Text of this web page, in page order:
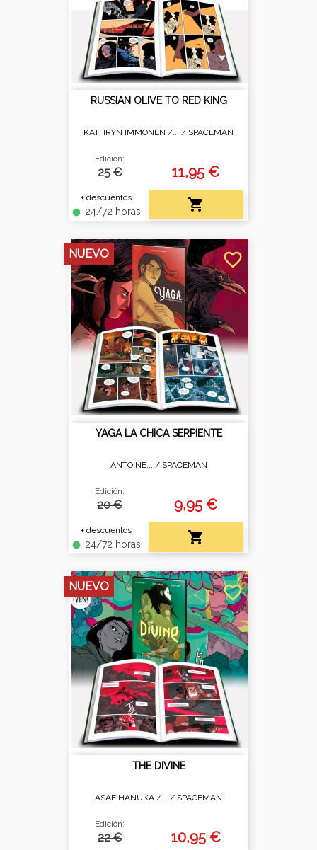
RUSSIAN OLIVE TO RED KING
KATHRYN IMMONEN /... / SPACEMAN
Edición:
25 €
+ descuentos
fiber_manual_record 24/72 horas
11,95 €

YAGA LA CHICA SERPIENTE
ANTOINE... / SPACEMAN
Edición:
20 €
+ descuentos
fiber_manual_record 24/72 horas
9,95 €

favorite_border
NUEVO
THE DIVINE
ASAF HANUKA /... / SPACEMAN
Edición:
22 €
10,95 €
favorite_border
NUEVO